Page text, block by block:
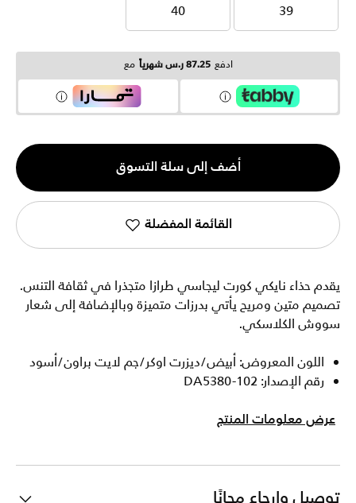
39
39
40
40
ادفع 87.25 ر.س شهرياً مع
الكمية
1
أضف إلى سلة التسوق
القائمة المفضلة
يقدم حذاء نايكي كورت ليجاسي طرازا متجذرا في ثقافة التنس.
تصميم متين ومريح يأتي بدرزات متميزة وبالإضافة إلى شعار
سووش الكلاسكي.
اللون المعروض: أبيض/ديزرت اوكر/جم لايت براون/أسود
رقم الإصدار: DA5380-102
عرض معلومات المنتج